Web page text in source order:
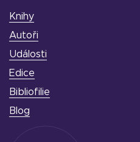
Knihy
Autoři
Události
Edice
Bibliofilie
Blog